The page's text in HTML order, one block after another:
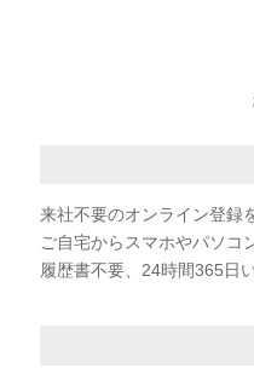
来社不要のオンライン登録
ご自宅からスマホやパソコ
履歴書不要、24時間365日